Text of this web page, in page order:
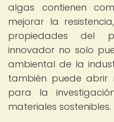
algas contienen
mejorar la
propiedades del
innovador no solo
ambiental de la
también puede abrir
para la
materiales sostenibles.